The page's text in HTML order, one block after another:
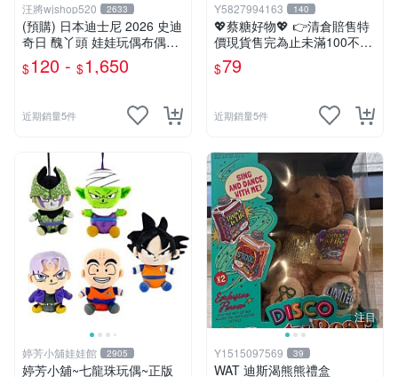
汪將wjshop520 2633
(預購) 日本迪士尼 2026 史迪
奇日 醜丫頭 娃娃玩偶布偶吊
飾鑰匙圈 涼毯 托特包置物包
購物袋 毛巾貼紙公仔盲盒
$120 - $1,650
近期銷量5件
Y5827994163 140
💖蔡糖好物💖 👉清倉賠售特
價現貨售完為止未滿100不出
貨唷🔥❤️不帶配飾純手偶日版
巧虎刷牙手偶❤️親子互動說故
$79
近期銷量5件
婷芳小舖娃娃館 2905
婷芳小舖~七龍珠玩偶~正版
注目
Y1515097569 39
WAT 迪斯渴熊熊禮盒